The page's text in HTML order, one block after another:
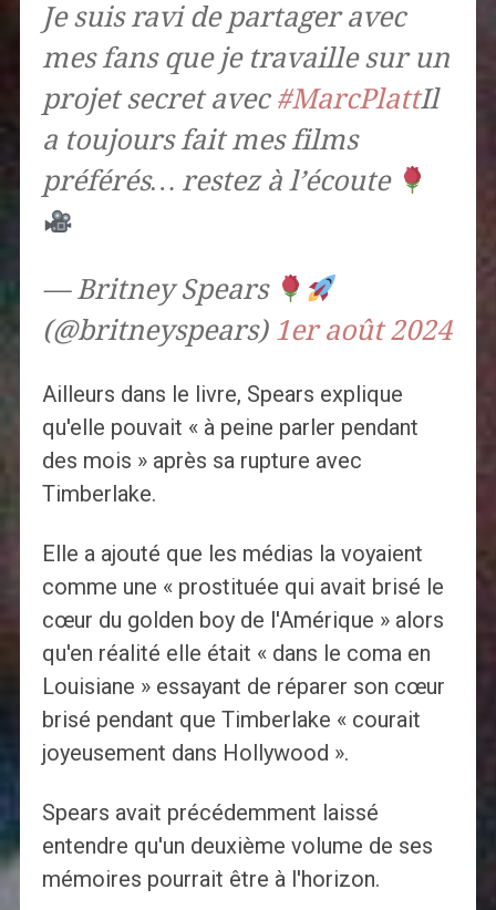
Je suis ravi de partager avec
mes fans que je travaille sur un
projet secret avec #MarcPlattIl
a toujours fait mes films
préférés… restez à l’écoute
— Britney Spears
(@britneyspears) 1er août 2024
Ailleurs dans le livre, Spears explique
qu'elle pouvait « à peine parler pendant
des mois » après sa rupture avec
Timberlake.
Elle a ajouté que les médias la voyaient
comme une « prostituée qui avait brisé le
cœur du golden boy de l'Amérique » alors
qu'en réalité elle était « dans le coma en
Louisiane » essayant de réparer son cœur
brisé pendant que Timberlake « courait
joyeusement dans Hollywood ».
Spears avait précédemment laissé
entendre qu'un deuxième volume de ses
mémoires pourrait être à l'horizon.